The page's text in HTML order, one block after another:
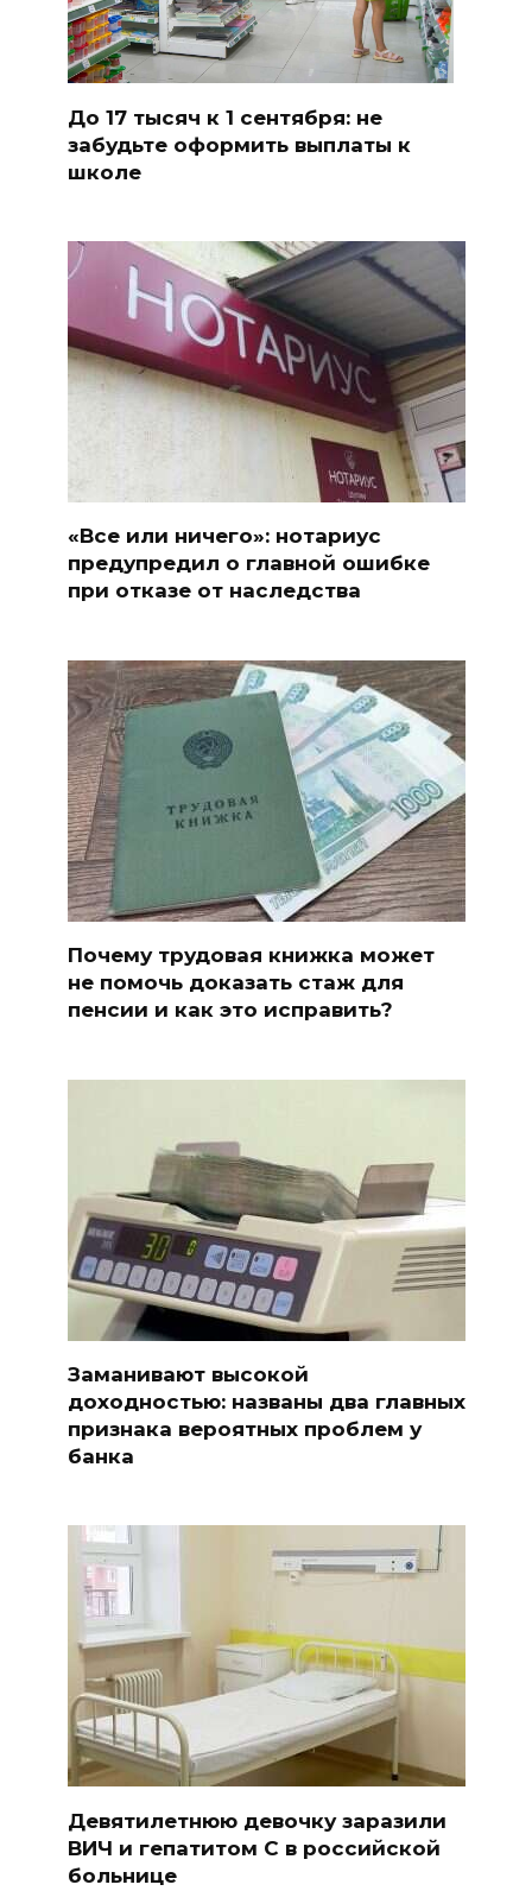
До 17 тысяч к 1 сентября: не
забудьте оформить выплаты к
школе
«Все или ничего»: нотариус
предупредил о главной ошибке
при отказе от наследства
Почему трудовая книжка может
не помочь доказать стаж для
пенсии и как это исправить?
Заманивают высокой
доходностью: названы два главных
признака вероятных проблем у
банка
Девятилетнюю девочку заразили
ВИЧ и гепатитом С в российской
больнице